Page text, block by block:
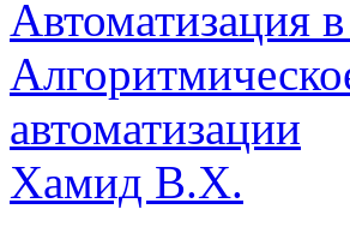
Автоматизация
автоматизации
Хамид В.Х.